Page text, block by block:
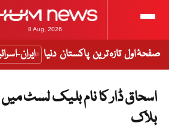
8 Aug, 2026
صفحۂ اول تازہ ترین پاکستان دنیا ایران-
اسحاق ڈار کا نام بلیک لسٹ
بلاک